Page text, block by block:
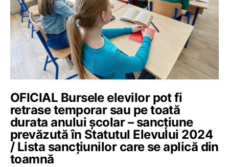
OFICIAL Bursele elevilor pot fi
retrase temporar sau pe toată
durata anului școlar – sancțiune
prevăzută în Statutul Elevului 2024
/ Lista sancțiunilor care se aplică din
toamnă